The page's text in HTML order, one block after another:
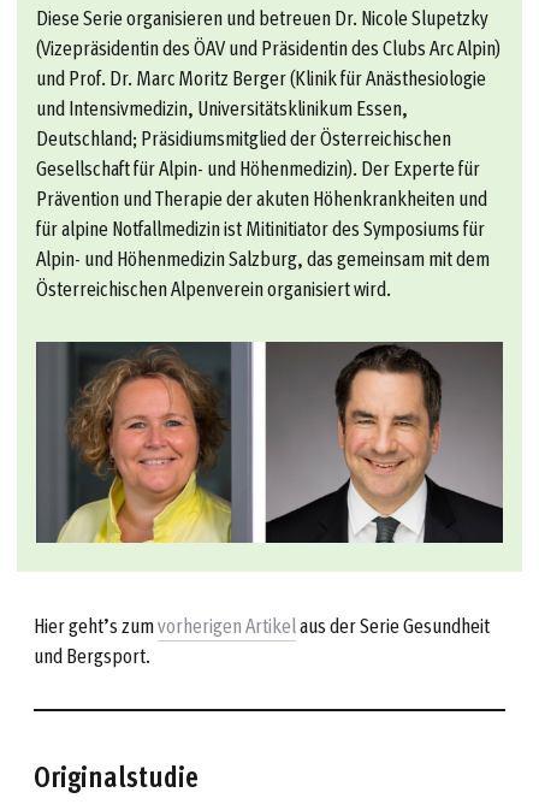
Diese Serie organisieren und betreuen Dr. Nicole Slupetzky
(Vizepräsidentin des ÖAV und Präsidentin des Clubs Arc Alpin)
und Prof. Dr. Marc Moritz Berger (Klinik für Anästhesiologie
und Intensivmedizin, Universitätsklinikum Essen,
Deutschland; Präsidiumsmitglied der Österreichischen
Gesellschaft für Alpin- und Höhenmedizin). Der Experte für
Prävention und Therapie der akuten Höhenkrankheiten und
für alpine Notfallmedizin ist Mitinitiator des Symposiums für
Alpin- und Höhenmedizin Salzburg, das gemeinsam mit dem
Österreichischen Alpenverein organisiert wird.
Hier geht’s zumvorherigen Artikelaus der Serie Gesundheit
und Bergsport.
Originalstudie